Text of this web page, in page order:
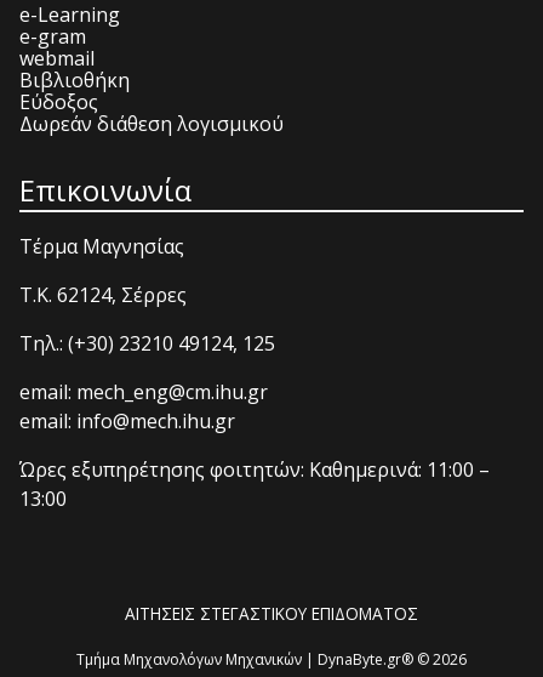
e-Learning
e-gram
webmail
Βιβλιοθήκη
Εύδοξος
Δωρεάν διάθεση λογισμικού
Επικοινωνία
Τέρμα Μαγνησίας
T.K. 62124, Σέρρες
Τηλ.: (+30) 23210 49124, 125
email: mech_eng@cm.ihu.gr
email: info@mech.ihu.gr
Ώρες εξυπηρέτησης φοιτητών: Καθημερινά: 11:00 –
13:00
ΑΙΤΗΣΕΙΣ ΣΤΕΓΑΣΤΙΚΟΥ ΕΠΙΔΟΜΑΤΟΣ
Τμήμα Μηχανολόγων Μηχανικών | DynaByte.gr® © 2026